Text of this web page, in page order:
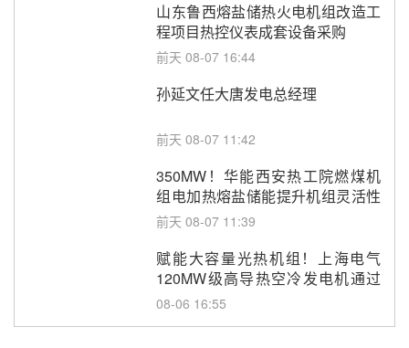
山东鲁西熔盐储热火电机组改造工
程项目热控仪表成套设备采购
前天 08-07 16:44
孙延文任大唐发电总经理
前天 08-07 11:42
350MW！华能西安热工院燃煤机
组电加热熔盐储能提升机组灵活性
改造项目初步设计第三方评审服务
前天 08-07 11:39
赋能大容量光热机组！上海电气
120MW级高导热空冷发电机通过
型式试验
08-06 16:55